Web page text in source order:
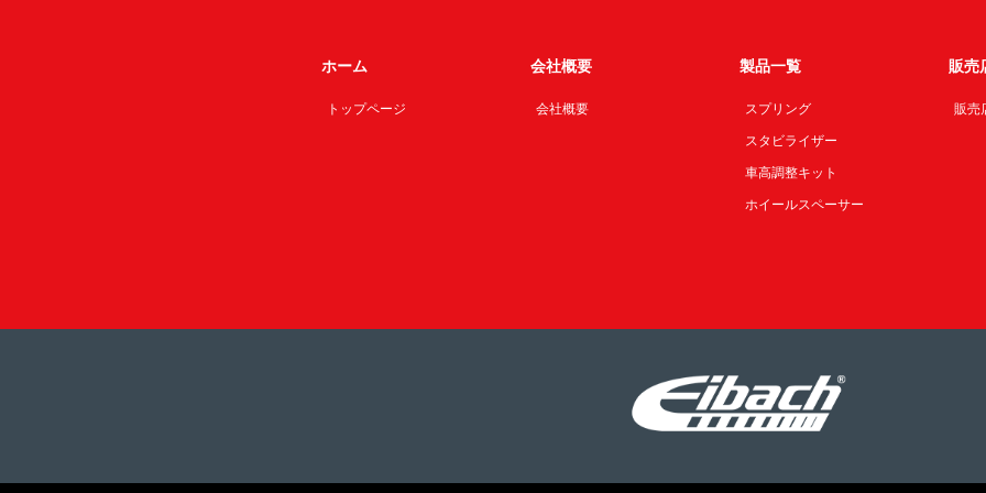
ホーム
トップページ
会社概要
会社概要
製品一覧
スプリング
スタビライザー
車高調整キット
ホイールスペーサー
販売
販売